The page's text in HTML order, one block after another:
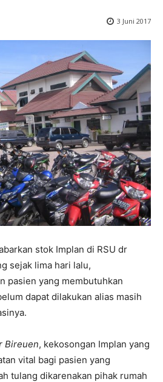
3 Juni 2017
stok Implan di RSU dr
sejak lima hari lalu,
pasien yang membutuhkan
dapat dilakukan alias masih
Bireuen, kekosongan Implan yang
vital bagi pasien yang
tulang dikarenakan pihak rumah